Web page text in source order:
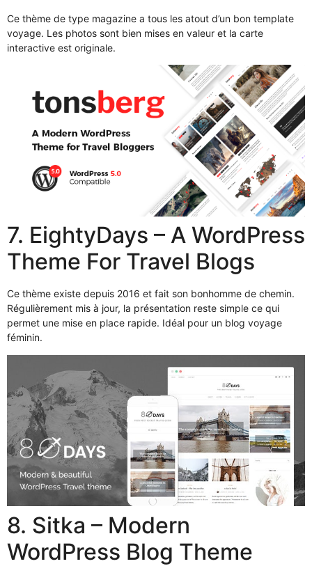
Ce thème de type magazine a tous les atout d’un bon template
voyage. Les photos sont bien mises en valeur et la carte
interactive est originale.
7. EightyDays – A WordPress
Theme For Travel Blogs
Ce thème existe depuis 2016 et fait son bonhomme de chemin.
Régulièrement mis à jour, la présentation reste simple ce qui
permet une mise en place rapide. Idéal pour un blog voyage
féminin.
8. Sitka – Modern
WordPress Blog Theme